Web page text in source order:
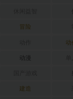
冒险
动
动漫
建造